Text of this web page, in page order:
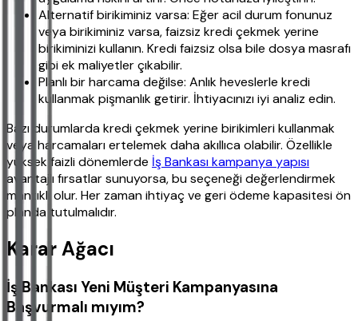
Alternatif birikiminiz varsa: Eğer acil durum fonunuz
veya birikiminiz varsa, faizsiz kredi çekmek yerine
birikiminizi kullanın. Kredi faizsiz olsa bile dosya masrafı
gibi ek maliyetler çıkabilir.
Planlı bir harcama değilse: Anlık heveslerle kredi
kullanmak pişmanlık getirir. İhtiyacınızı iyi analiz edin.
Bazı durumlarda kredi çekmek yerine birikimleri kullanmak
veya harcamaları ertelemek daha akıllıca olabilir. Özellikle
yüksek faizli dönemlerde İş Bankası kampanya yapısı
avantajlı fırsatlar sunuyorsa, bu seçeneği değerlendirmek
mantıklı olur. Her zaman ihtiyaç ve geri ödeme kapasitesi ön
planda tutulmalıdır.
Karar Ağacı
İş Bankası Yeni Müşteri Kampanyasına
Başvurmalı mıyım?